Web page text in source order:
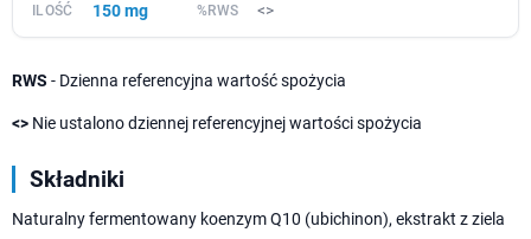
150 mg <>
RWS - Dzienna referencyjna wartość spożycia
<> Nie ustalono dziennej referencyjnej wartości spożycia
Składniki
Naturalny fermentowany koenzym Q10 (ubichinon), ekstrakt z ziela